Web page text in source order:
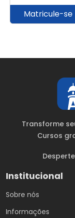
Matricule-se
Transforme
Cursos
Institucional
Sobre nós
Informações